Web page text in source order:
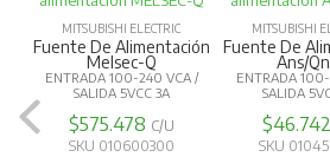
serie Q.
Protecciones:
Incluye
contra sobrecargas y cortocircuitos.
MITSUBISHI ELECTRIC
Fuente De Alimentación
Melsec-Q
ENTRADA 100-240 VCA /
SALIDA 5VCC 3A
$575.478 C/U
SKU 010600300
MITSUBISHI
Fuente De
Ans/
ENTRADA
SALIDA
$46.742
SKU